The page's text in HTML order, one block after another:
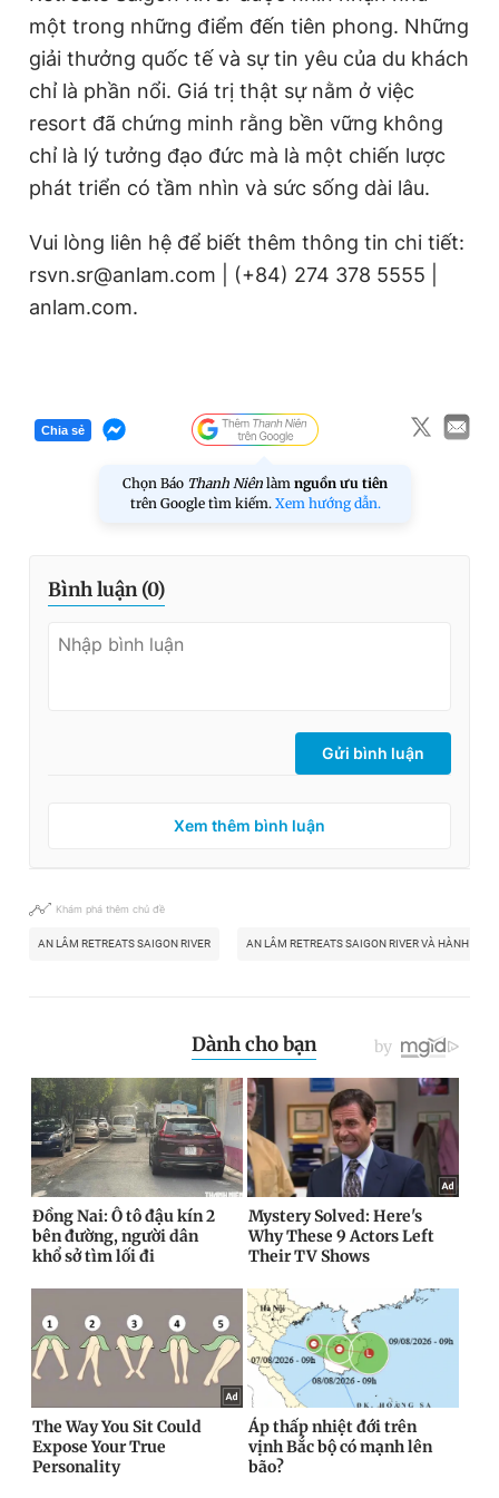
một trong những điểm đến tiên phong. Những
giải thưởng quốc tế và sự tin yêu của du khách
chỉ là phần nổi. Giá trị thật sự nằm ở việc
resort đã chứng minh rằng bền vững không
chỉ là lý tưởng đạo đức mà là một chiến lược
phát triển có tầm nhìn và sức sống dài lâu.
Vui lòng liên hệ để biết thêm thông tin chi tiết:
rsvn.sr@anlam.com | (+84) 274 378 5555 |
anlam.com.
Chia sẻ
Chọn Báo Thanh Niên làm nguồn ưu tiên
trên Google tìm kiếm. Xem hướng dẫn.
Bình luận (0)
Gửi bình luận
Xem thêm bình luận
Khám phá thêm chủ đề
AN LÂM RETREATS SAIGON RIVER AN LÂM RETREATS SAIGON RIVER VÀ HÀNH